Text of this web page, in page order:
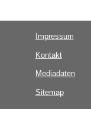
Impressum
Kontakt
Mediadaten
Sitemap